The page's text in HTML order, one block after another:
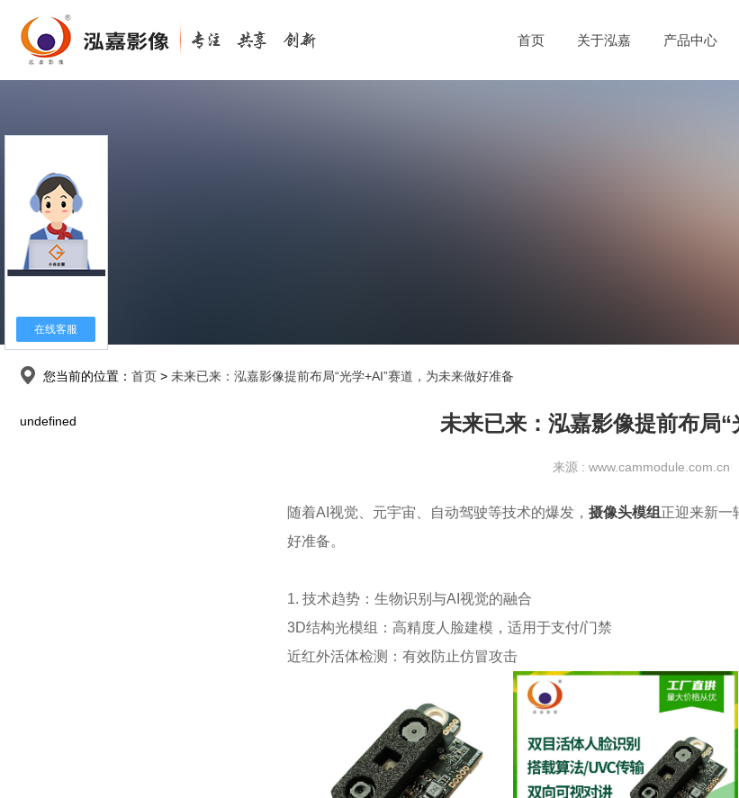
首页 关于泓嘉 产品中心
您当前的位置： 首页 > 未来已来：泓嘉影像提前布局“光学+AI”赛道，为未来做好准备
undefined 未来已来：泓嘉影像提前布局
来源 :
随着AI视觉、元宇宙、自动驾驶等技术的爆发，摄像头模组 正迎来新一
好准备。
1. 技术趋势：生物识别与AI视觉的融合
3D结构光模组：高精度人脸建模，适用于支付/门禁
近红外活体检测：有效防止仿冒攻击
在线客服